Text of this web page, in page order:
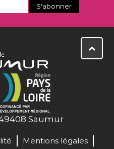
Saumur
Mentions légales